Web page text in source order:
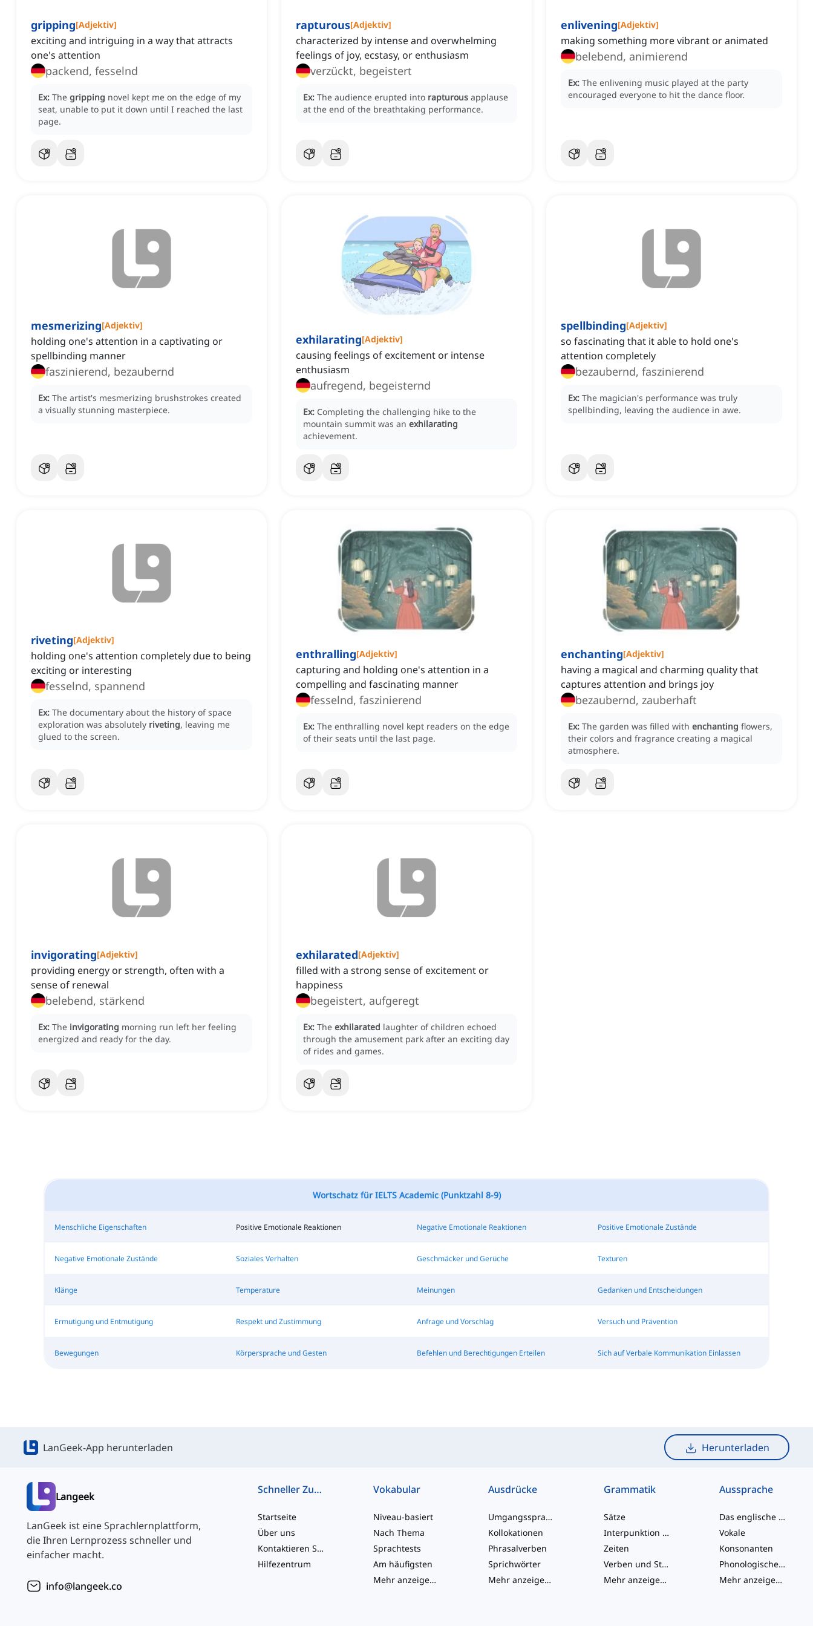
gripping[Adjektiv]
exciting and intriguing in a way that attracts
one's attention
packend, fesselnd
Ex: The gripping novel kept me on the edge of my
seat, unable to put it down until I reached the last
page.
rapturous[Adjektiv]
characterized by intense and overwhelming
feelings of joy, ecstasy, or enthusiasm
verzückt, begeistert
Ex: The audience erupted into rapturous applause
at the end of the breathtaking performance.
enlivening[Adjektiv]
making something more vibrant or animated
belebend, animierend
Ex: The enlivening music played at the party
encouraged everyone to hit the dance floor.
mesmerizing[Adjektiv]
holding one's attention in a captivating or
spellbinding manner
faszinierend, bezaubernd
Ex: The artist's mesmerizing brushstrokes created
a visually stunning masterpiece.
exhilarating[Adjektiv]
causing feelings of excitement or intense
enthusiasm
aufregend, begeisternd
Ex: Completing the challenging hike to the
mountain summit was an exhilarating
achievement.
spellbinding[Adjektiv]
so fascinating that it able to hold one's
attention completely
bezaubernd, faszinierend
Ex: The magician's performance was truly
spellbinding, leaving the audience in awe.
riveting[Adjektiv]
holding one's attention completely due to being
exciting or interesting
fesselnd, spannend
Ex: The documentary about the history of space
exploration was absolutely riveting, leaving me
glued to the screen.
enthralling[Adjektiv]
capturing and holding one's attention in a
compelling and fascinating manner
fesselnd, faszinierend
Ex: The enthralling novel kept readers on the edge
of their seats until the last page.
enchanting[Adjektiv]
having a magical and charming quality that
captures attention and brings joy
bezaubernd, zauberhaft
Ex: The garden was filled with enchanting flowers,
their colors and fragrance creating a magical
atmosphere.
invigorating[Adjektiv]
providing energy or strength, often with a
sense of renewal
belebend, stärkend
Ex: The invigorating morning run left her feeling
energized and ready for the day.
exhilarated[Adjektiv]
filled with a strong sense of excitement or
happiness
begeistert, aufgeregt
Ex: The exhilarated laughter of children echoed
through the amusement park after an exciting day
of rides and games.
Wortschatz für IELTS Academic (Punktzahl 8-9)
Menschliche Eigenschaften Positive Emotionale Reaktionen Negative Emotionale Reaktionen Positive Emotionale Zustände
Negative Emotionale Zustände Soziales Verhalten Geschmäcker und Gerüche Texturen
Klänge Temperature Meinungen Gedanken und Entscheidungen
Ermutigung und Entmutigung Respekt und Zustimmung Anfrage und Vorschlag Versuch und Prävention
Bewegungen Körpersprache und Gesten Befehlen und Berechtigungen Erteilen Sich auf Verbale Kommunikation Einlassen
LanGeek-App herunterladen Herunterladen
Langeek
LanGeek ist eine Sprachlernplattform,
die Ihren Lernprozess schneller und
einfacher macht.
info@langeek.co
Schneller Zugriff
Startseite
Über uns
Kontaktieren Sie uns
Hilfezentrum
Vokabular
Niveau-basiert
Nach Thema
Sprachtests
Am häufigsten
Mehr anzeigen...
Ausdrücke
Umgangssprache-Wörter
Kollokationen
Phrasalverben
Sprichwörter
Mehr anzeigen...
Grammatik
Sätze
Interpunktion und Rechtschreibung
Zeiten
Verben und Stimmen
Mehr anzeigen...
Aussprache
Das englische Alphabet
Vokale
Konsonanten
Phonologische Konzepte
Mehr anzeigen...